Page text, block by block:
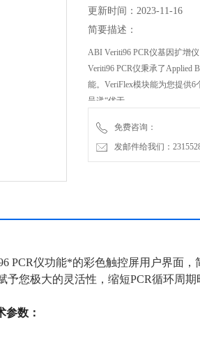
更新时间：2023-11-16
简要描述：
ABI Veriti96 PCR仪基因扩增仪
Veriti96 PCR仪秉承了Applied
能。VeriFlex模块能为您提供
呈递“优于
免费咨询：
发邮件给我们：
PCR仪功能*的彩色触控屏用户界面
您极大的灵活性，缩短PCR循环周期
参数：